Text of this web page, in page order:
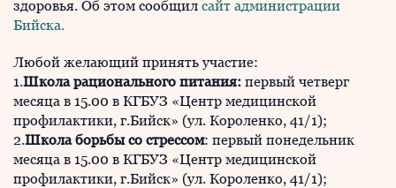
здоровья. Об этом сообщил сайт администрации
Бийска.
Любой желающий принять участие:
1.Школа рационального питания: первый четверг
месяца в 15.00 в КГБУЗ «Центр медицинской
профилактики, г.Бийск» (ул. Короленко, 41/1);
2.Школа борьбы со стрессом: первый понедельник
месяца в 15.00 в КГБУЗ «Центр медицинской
профилактики, г.Бийск» (ул. Короленко, 41/1);